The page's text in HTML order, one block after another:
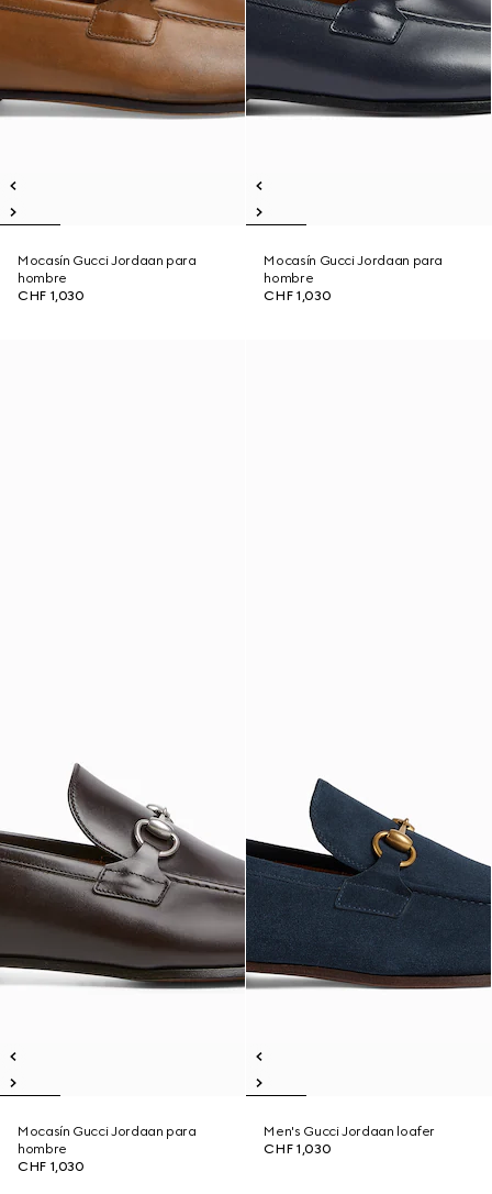
Mocasín Gucci Jordaan para
hombre
CHF 1,030
Mocasín Gucci Jordaan para
hombre
CHF 1,030
Mocasín Gucci Jordaan para
hombre
CHF 1,030
Men's Gucci Jordaan loafer
CHF 1,030